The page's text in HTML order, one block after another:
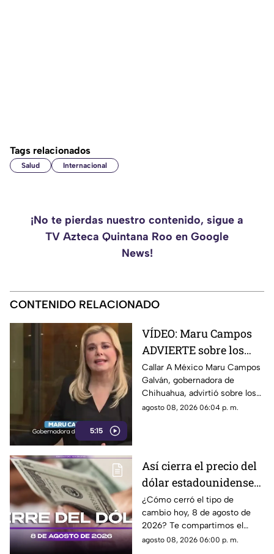
Tags relacionados
Salud Internacional
¡No te pierdas nuestro contenido, sigue a
TV Azteca Quintana Roo en Google
News!
CONTENIDO RELACIONADO
5:15
VÍDEO: Maru Campos
ADVIERTE sobre los
RIESGOS de los nuevos
lineamientos
propuestos por el
Gobierno
Callar A México Maru Campos
Galván, gobernadora de
Chihuahua, advirtió sobre los
riesgos que podrían
disposiciones podrían
utilizarse para sancionar a
medios y periodistas críticos,
además de abrir la puerta a
que el poder determine qué
contenidos son información,
opinión o motivo de sanción.
agosto 08, 2026 06:04 p. m.
Así cierra el precio del
dólar estadounidense
HOY, sábado 8 de
agosto de 2026, en
Cancún
¿Cómo cerró el tipo de
cambio hoy, 8 de agosto de
2026? Te compartimos el
precio del dólar al cierre de
agosto 08, 2026 06:00 p. m.